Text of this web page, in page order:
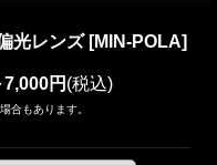
光レンズ [MIN-POLA]
円 (税込)
合もあります。